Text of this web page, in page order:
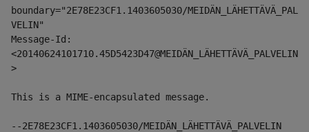
boundary="2E78E23CF1.1403605030/MEIDÄN_LÄHETTÄVÄ_PAL
VELIN"
Message-Id:
<20140624101710.45D5423D47@MEIDÄN_LÄHETTÄVÄ_PALVELIN
>
This is a MIME-encapsulated message.
--2E78E23CF1.1403605030/MEIDÄN_LÄHETTÄVÄ_PALVELIN